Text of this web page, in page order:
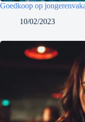
Goedkoop op
10/02/2023